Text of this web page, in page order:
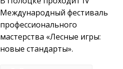
Международный фестиваль
профессионального
мастерства «Лесные игры:
новые стандарты».